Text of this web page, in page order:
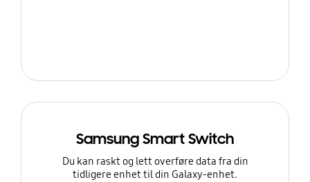
Samsung Smart Switch
Du kan raskt og lett overføre data fra din
tidligere enhet til din Galaxy-enhet.